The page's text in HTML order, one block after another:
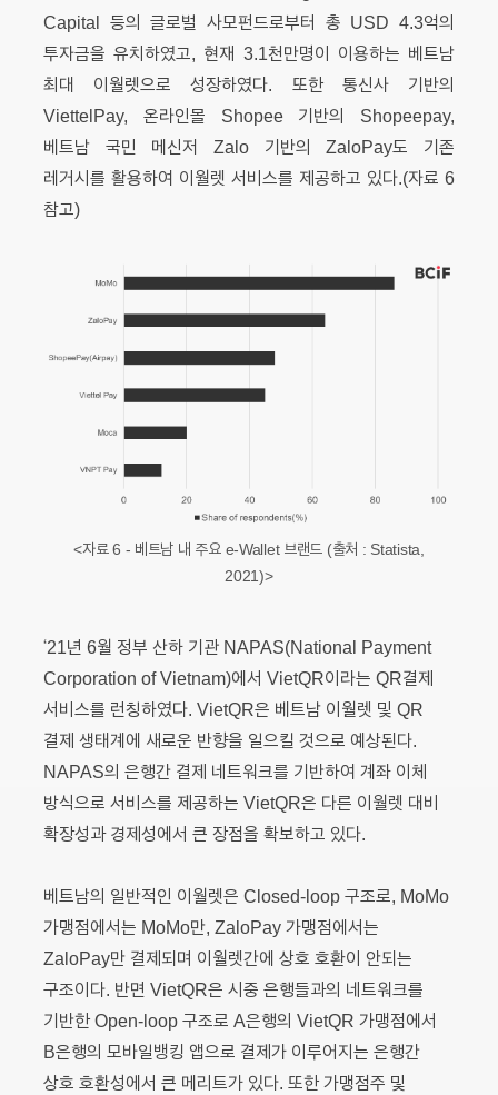
Capital 등의 글로벌 사모펀드로부터 총 USD 4.3억의
투자금을 유치하였고, 현재 3.1천만명이 이용하는 베트남
최대 이월렛으로 성장하였다. 또한 통신사 기반의
ViettelPay, 온라인몰 Shopee 기반의 Shopeepay,
베트남 국민 메신저 Zalo 기반의 ZaloPay도 기존
레거시를 활용하여 이월렛 서비스를 제공하고 있다.(자료 6
참고)
<자료 6 - 베트남 내 주요 e-Wallet 브랜드 (출처 : Statista,
2021)>
‘21년 6월 정부 산하 기관 NAPAS(National Payment
Corporation of Vietnam)에서 VietQR이라는 QR결제
서비스를 런칭하였다. VietQR은 베트남 이월렛 및 QR
결제 생태계에 새로운 반향을 일으킬 것으로 예상된다.
NAPAS의 은행간 결제 네트워크를 기반하여 계좌 이체
방식으로 서비스를 제공하는 VietQR은 다른 이월렛 대비
확장성과 경제성에서 큰 장점을 확보하고 있다.
베트남의 일반적인 이월렛은 Closed-loop 구조로, MoMo
가맹점에서는 MoMo만, ZaloPay 가맹점에서는
ZaloPay만 결제되며 이월렛간에 상호 호환이 안되는
구조이다. 반면 VietQR은 시중 은행들과의 네트워크를
기반한 Open-loop 구조로 A은행의 VietQR 가맹점에서
B은행의 모바일뱅킹 앱으로 결제가 이루어지는 은행간
상호 호환성에서 큰 메리트가 있다. 또한 가맹점주 및